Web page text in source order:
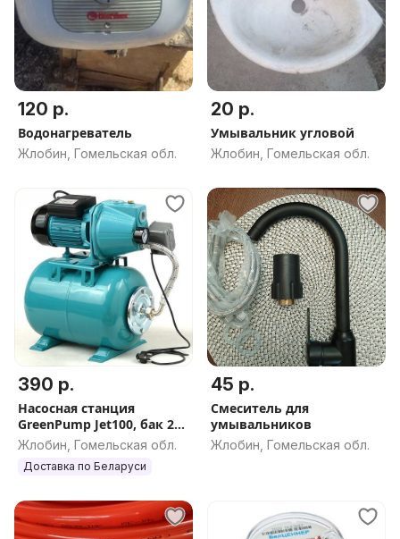
120 р.
Водонагреватель
Жлобин, Гомельская обл.
20 р.
Умывальник угловой
Жлобин, Гомельская обл.
390 р.
Насосная станция
GreenPump Jet100, бак 24
л
Жлобин, Гомельская обл.
Доставка по Беларуси
45 р.
Смеситель для
умывальников
Жлобин, Гомельская обл.